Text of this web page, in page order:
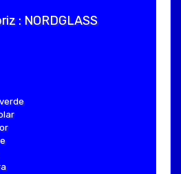
: NORDGLASS